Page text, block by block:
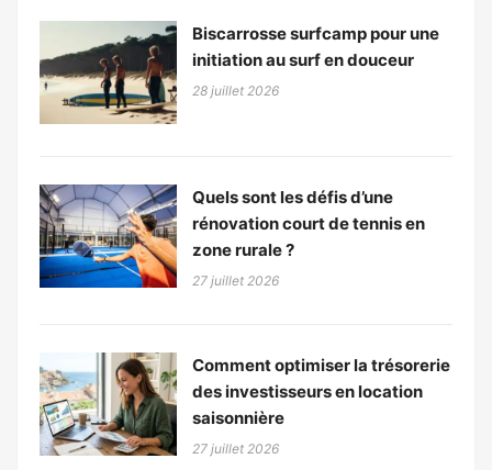
Biscarrosse surfcamp pour une
initiation au surf en douceur
28 juillet 2026
Quels sont les défis d’une
rénovation court de tennis en
zone rurale ?
27 juillet 2026
Comment optimiser la trésorerie
des investisseurs en location
saisonnière
27 juillet 2026